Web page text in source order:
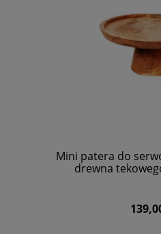
Mini patera do
drewna